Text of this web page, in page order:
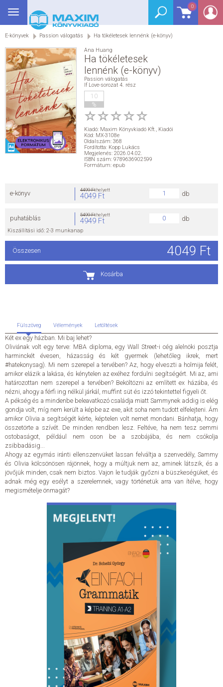
0
Toggle
navigation
E-könyvek Passion válogatás Ha tökéletesek lennénk (e-könyv)
Ana Huang
Ha tökéletesek
lennénk (e-könyv)
Passion válogatás
If Love-sorozat 4. rész
10
%
Kiadó: Maxim Könyvkiadó Kft., Kiadói
Kód: MX-3108e
Oldalszám: 368
Fordította: Kopp Lukács
Megjelenés: 2026.04.02.
ISBN szám: 9789636902599
Formátum: epub
Kosárba
e-könyv 4499 Fthelyett
4049 Ft db
puhatáblás 5499 Fthelyett
4949 Ft db
Kiszállítási idő: 2-3 munkanap
Összesen 4049 Ft
Fülszöveg Vélemények Letöltések
Két ex egy házban. Mi baj lehet?
Oliviának volt egy terve: MBA diploma, egy Wall Street-i cég alelnöki posztja
harminckét évesen, házasság és két gyermek (lehetőleg ikrek, mert
#hatekonysag). Mi nem szerepel a tervében? Az, hogy elveszti a holmija felét,
amikor elázik a lakása, és kénytelen az exéhez fordulni segítségért. Mi az, ami
határozottan nem szerepel a tervében? Beköltözni az említett ex házába, és
nézni, ahogy a férfi ing nélkül járkál, muffint süt és izzó tekintettel figyeli őt.
A pékség és a mindenbe beleavatkozó családja miatt Sammynek addig is elég
gondja volt, míg nem került a képbe az exe, akit soha nem tudott elfelejteni. Ám
amikor Olivia a segítségét kérte, képtelen volt nemet mondani. Bánhatja, hogy
összetörte a szívét. De minden rendben lesz. Feltéve, ha nem tesz semmi
ostobaságot, például nem oson be a szobájába, és nem csókolja
zsibbadásig...
Ahogy az egymás iránti ellenszenvüket lassan felváltja a szenvedély, Sammy
és Olivia kölcsönösen rájönnek, hogy a múltjuk nem az, aminek látszik, és a
jövőjük minden, csak nem biztos. Vajon le tudják győzni a büszkeségüket, és
adnak még egy esélyt a szerelemnek, vagy történetük arra van ítélve, hogy
megismételje önmagát?
BEJELENTKEZÉS
SEGÉDKÖNYV
NYELVKÖNYV
GRIMM SZÓTÁR
DREAM KÖNYVEK
E-KÖNYVEK
SEGÍTHETEK?
HÍREK
ÁLTALÁNOS SZERZŐDÉSI FELTÉTELEK
ADATKEZELÉSI ÉS ADATVÉDELMI SZABÁLYZAT